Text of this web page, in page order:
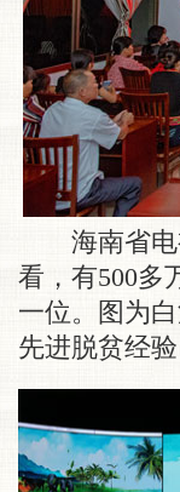
海南省电
看，有500多
一位。图为
先进脱贫经